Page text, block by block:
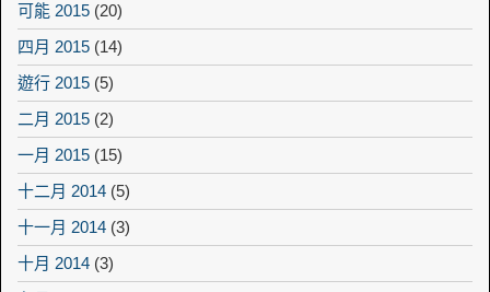
可能 2015 (20)
四月 2015 (14)
遊行 2015 (5)
二月 2015 (2)
一月 2015 (15)
十二月 2014 (5)
十一月 2014 (3)
十月 2014 (3)